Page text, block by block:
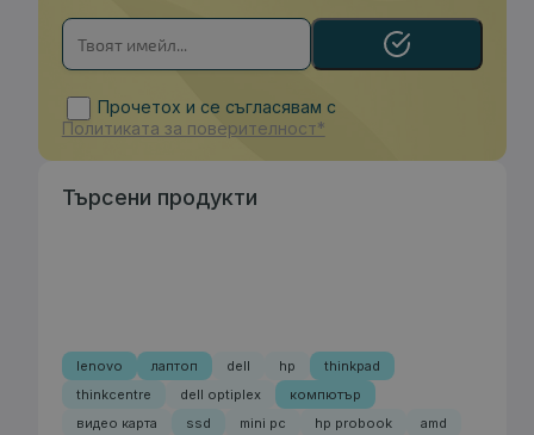
Прочетох и се съгласявам с
Политиката за поверителност*
Търсени продукти
lenovo лаптоп dell hp
thinkpad
thinkcentre
dell optiplex
компютър
видео карта
ssd mini pc hp probook
amd